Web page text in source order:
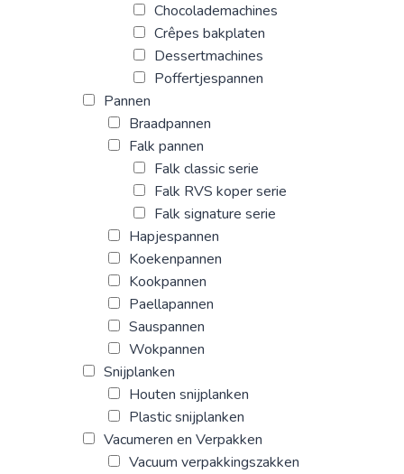
Chocolademachines
Crêpes bakplaten
Dessertmachines
Poffertjespannen
Pannen
Braadpannen
Falk pannen
Falk classic serie
Falk RVS koper serie
Falk signature serie
Hapjespannen
Koekenpannen
Kookpannen
Paellapannen
Sauspannen
Wokpannen
Snijplanken
Houten snijplanken
Plastic snijplanken
Vacumeren en Verpakken
Vacuum verpakkingszakken